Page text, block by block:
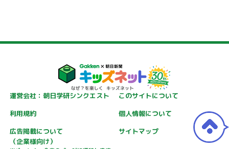
運営会社：朝日学研シンクエスト
このサイトについて
利用規約
個人情報について
広告掲載について
（企業様向け）
サイトマップ